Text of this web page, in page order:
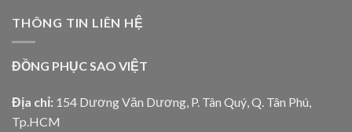
THÔNG TIN LIÊN HỆ
ĐỒNG PHỤC SAO VIỆT
Địa chỉ: 154 Dương Văn Dương, P. Tân Quý, Q. Tân Phú,
Tp.HCM